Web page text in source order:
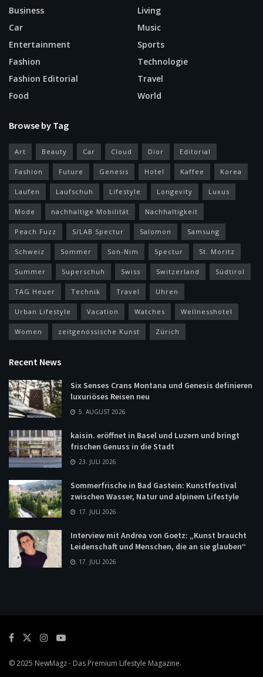
Business
Car
Entertainment
Fashion
Fashion Editorial
Food
Living
Music
Sports
Technologie
Travel
World
Browse by Tag
Art Beauty Car Cloud Dior Editorial
Fashion Future Genesis Hotel Kaffee Korea
Laufen Laufschuh Lifestyle Longevity Luxus
Mode nachhaltige Mobilität Nachhaltigkeit
Peach Fuzz S/LAB Spectur Salomon Samsung
Schweiz Sommer Son-Nim Spectur St. Moritz
Summer Superschuh Swiss Switzerland Südtirol
TAG Heuer Technik Travel Uhren
Urban Lifestyle Vacation Watches Wellnesshotel
Women zeitgenössische Kunst Zürich
Recent News
Six Senses Crans Montana und Genesis definieren
luxuriöses Reisen neu
5. AUGUST 2026
kaisin. eröffnet in Basel und Luzern und bringt
frischen Genuss in die Stadt
23. JULI 2026
Sommerfrische in Bad Gastein: Kunstfestival
zwischen Wasser, Natur und alpinem Lifestyle
17. JULI 2026
Interview mit Andrea von Goetz: „Kunst braucht
Leidenschaft und Menschen, die an sie glauben“
17. JULI 2026
© 2025 NewMagz- Das Premium Lifestyle Magazine.